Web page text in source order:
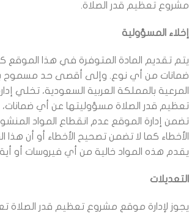
مشروع تعظيم قدر الصلاة.
إخلاء المسؤولية
يتم تقديم المادة المتوفرة في هذا
ضمانات من أي نوع. وإلى أقصى حد مسموح
المرعية بالمملكة العربية السعودية، تخلي
تعظيم قدر الصلاة مسؤوليتها عن أي ضمانات،
تضمن إدارة الموقع عدم انقطاع المواد
الأخطاء كما لا تضمن تصحيح الأخطاء أو أن هذا
يقدم هذه المواد خالية من أي فيروسات أو أية
التعديلات
يجوز لإدارة موقع مشروع تعظيم قدر الصلاة